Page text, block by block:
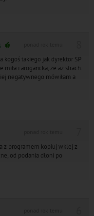
kogoś takiego jak dyrektor SP
i arogancka, że aż strach.
negatywnego mówiłam a
z programem kopiuj wklej z
od podania dłoni po